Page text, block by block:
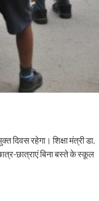
दिवस रहेगा। शिक्षा मंत्री डा.
छात्राएं बिना बस्ते के स्कूल